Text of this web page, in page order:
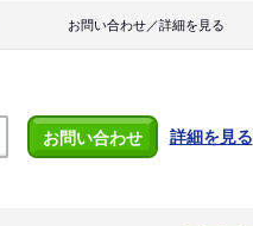
お問い合わせ／詳細を見る
お問い合わせ 詳細を見る